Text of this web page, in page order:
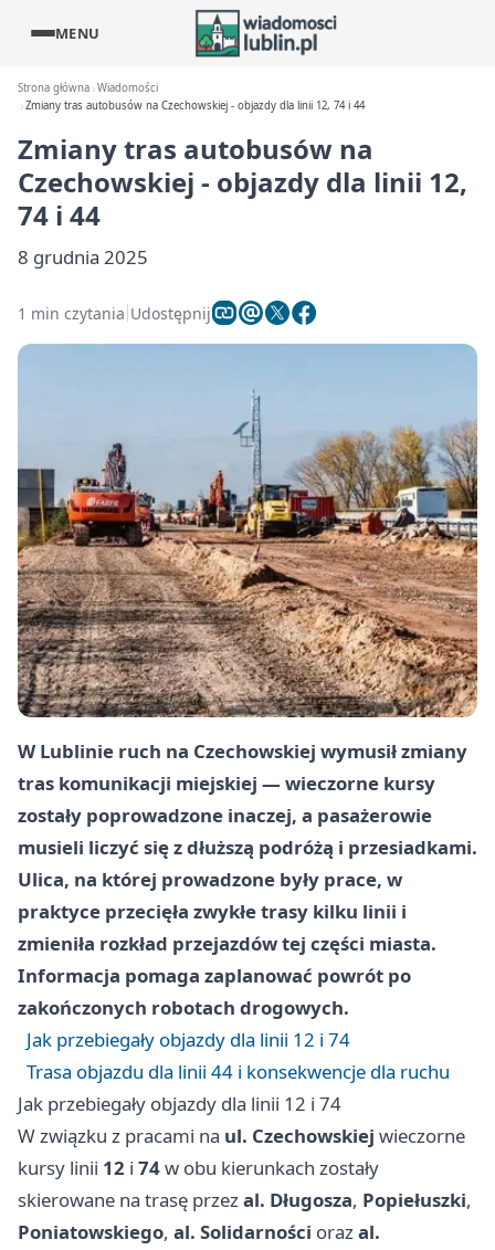
MENU
Strona główna Wiadomości
Zmiany tras autobusów na Czechowskiej - objazdy dla linii 12, 74 i 44
Zmiany tras autobusów na
Czechowskiej - objazdy dla linii 12,
74 i 44
8 grudnia 2025
1 min czytania Udostępnij
W Lublinie ruch na Czechowskiej wymusił zmiany
tras komunikacji miejskiej — wieczorne kursy
zostały poprowadzone inaczej, a pasażerowie
musieli liczyć się z dłuższą podróżą i przesiadkami.
Ulica, na której prowadzone były prace, w
praktyce przecięła zwykłe trasy kilku linii i
zmieniła rozkład przejazdów tej części miasta.
Informacja pomaga zaplanować powrót po
zakończonych robotach drogowych.
Jak przebiegały objazdy dla linii 12 i 74
Trasa objazdu dla linii 44 i konsekwencje dla ruchu
Jak przebiegały objazdy dla linii 12 i 74
W związku z pracami na ul. Czechowskiej wieczorne
kursy linii 12 i 74w obu kierunkach zostały
skierowane na trasę przezal. Długosza, Popiełuszki,
Poniatowskiego, al. Solidarności orazal.